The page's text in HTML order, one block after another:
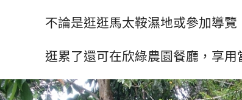
不論是逛逛馬太鞍濕地或參加導
逛累了還可在欣綠農園餐廳，享